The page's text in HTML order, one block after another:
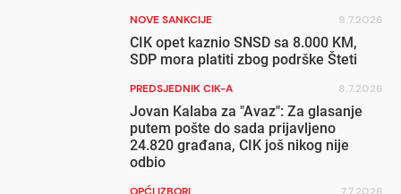
NOVE SANKCIJE 9.7.2026
CIK opet kaznio SNSD sa 8.000 KM,
SDP mora platiti zbog podrške Šteti
PREDSJEDNIK CIK-A 8.7.2026
Jovan Kalaba za "Avaz": Za glasanje
putem pošte do sada prijavljeno
24.820 građana, CIK još nikog nije
odbio